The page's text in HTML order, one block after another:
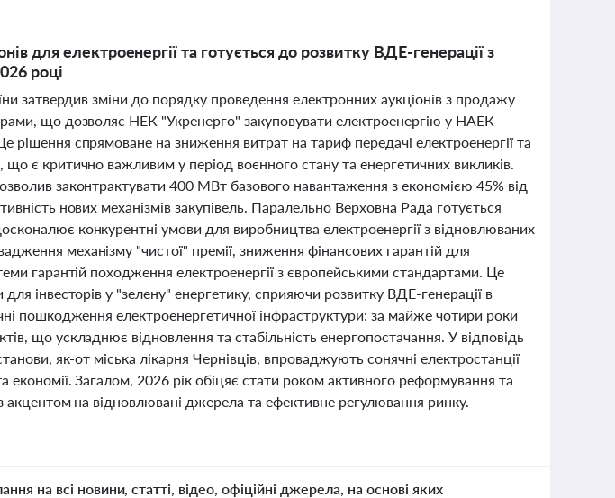
для електроенергії та готується до розвитку ВДЕ-генерації з
році
затвердив зміни до порядку проведення електронних аукціонів з продажу
що дозволяє НЕК "Укренерго" закуповувати електроенергію у НАЕК
спрямоване на зниження витрат на тариф передачі електроенергії та
що є критично важливим у період воєнного стану та енергетичних викликів.
законтрактувати 400 МВт базового навантаження з економією 45% від
нових механізмів закупівель. Паралельно Верховна Рада готується
конкурентні умови для виробництва електроенергії з відновлюваних
механізму "чистої" премії, зниження фінансових гарантій для
гарантій походження електроенергії з європейськими стандартами. Це
інвесторів у "зелену" енергетику, сприяючи розвитку ВДЕ-генерації в
пошкодження електроенергетичної інфраструктури: за майже чотири роки
що ускладнює відновлення та стабільність енергопостачання. У відповідь
як-от міська лікарня Чернівців, впроваджують сонячні електростанції
економії. Загалом, 2026 рік обіцяє стати роком активного реформування та
з акцентом на відновлювані джерела та ефективне регулювання ринку.
на всі новини, статті, відео, офіційні джерела, на основі яких